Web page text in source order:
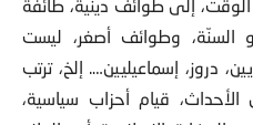
السنّة، وطوائف أصغر، ليست
دروز، إسماعيليين…. إلخ، ترتب
قيام أحزاب سياسية،
الحضارة الإسلامية أي الولاء